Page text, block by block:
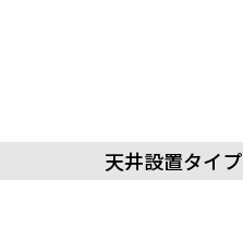
天井設置タイプ